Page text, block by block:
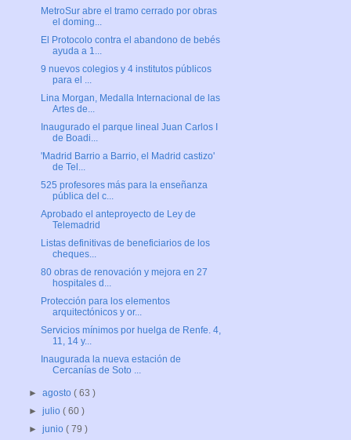
MetroSur abre el tramo cerrado por obras
el doming...
El Protocolo contra el abandono de bebés
ayuda a 1...
9 nuevos colegios y 4 institutos públicos
para el ...
Lina Morgan, Medalla Internacional de las
Artes de...
Inaugurado el parque lineal Juan Carlos I
de Boadi...
'Madrid Barrio a Barrio, el Madrid castizo'
de Tel...
525 profesores más para la enseñanza
pública del c...
Aprobado el anteproyecto de Ley de
Telemadrid
Listas definitivas de beneficiarios de los
cheques...
80 obras de renovación y mejora en 27
hospitales d...
Protección para los elementos
arquitectónicos y or...
Servicios mínimos por huelga de Renfe. 4,
11, 14 y...
Inaugurada la nueva estación de
Cercanías de Soto ...
►agosto( 63 )
►julio( 60 )
►junio( 79 )